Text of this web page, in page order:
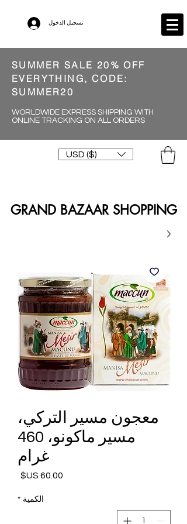
تسجيل الدخول
SUMMER SALE 20% OFF
EVERYTHING, CODE:
SUMMER20
WORLDWIDE EXPRESS SHIPPING WITH
ONLINE TRACKING ON ALL ORDERS
USD ($)
GRAND BAZAAR SHOPPING
معجون مسير التركي،
مسير ماكونو، 460
غرام
الكمية *